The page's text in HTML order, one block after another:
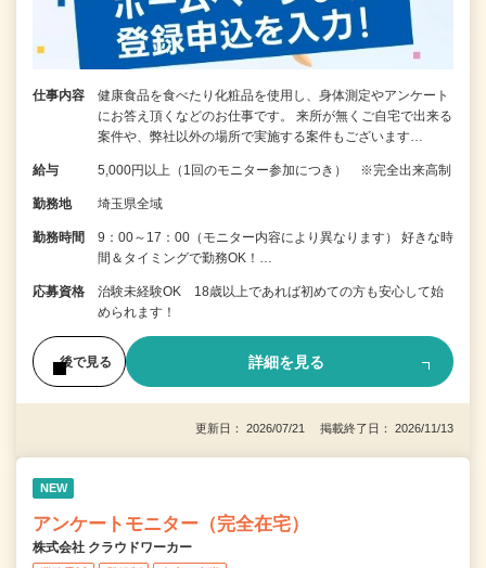
仕事内容
健康食品を食べたり化粧品を使用し、身体測定やアンケート
にお答え頂くなどのお仕事です。 来所が無くご自宅で出来る
案件や、弊社以外の場所で実施する案件もございます…
給与 5,000円以上（1回のモニター参加につき） ※完全出来高制
勤務地 埼玉県全域
勤務時間
9：00～17：00（モニター内容により異なります） 好きな時
間＆タイミングで勤務OK！…
応募資格
治験未経験OK 18歳以上であれば初めての方も安心して始
められます！
後で見る 詳細を見る
更新日： 2026/07/21 掲載終了日： 2026/11/13
NEW
アンケートモニター（完全在宅）
株式会社 クラウドワーカー